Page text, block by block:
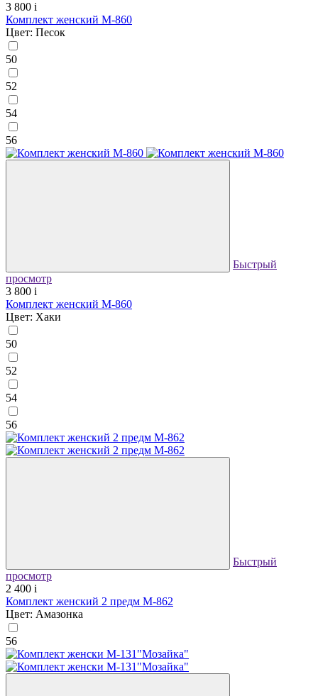
3 800 i
Комплект женский М-860
Цвет: Песок
50
52
54
56
Быстрый
просмотр
3 800 i
Комплект женский М-860
Цвет: Хаки
50
52
54
56
Быстрый
просмотр
2 400 i
Комплект женский 2 предм М-862
Цвет: Амазонка
56